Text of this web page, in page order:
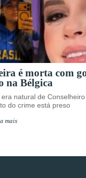
é morta com
na Bélgica
natural de
do crime está preso
mais